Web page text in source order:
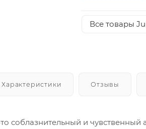
Все товары
Характеристики Отзывы
соблазнительный и